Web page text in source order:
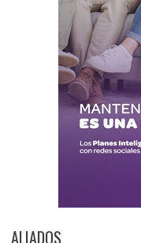
ALIADOS